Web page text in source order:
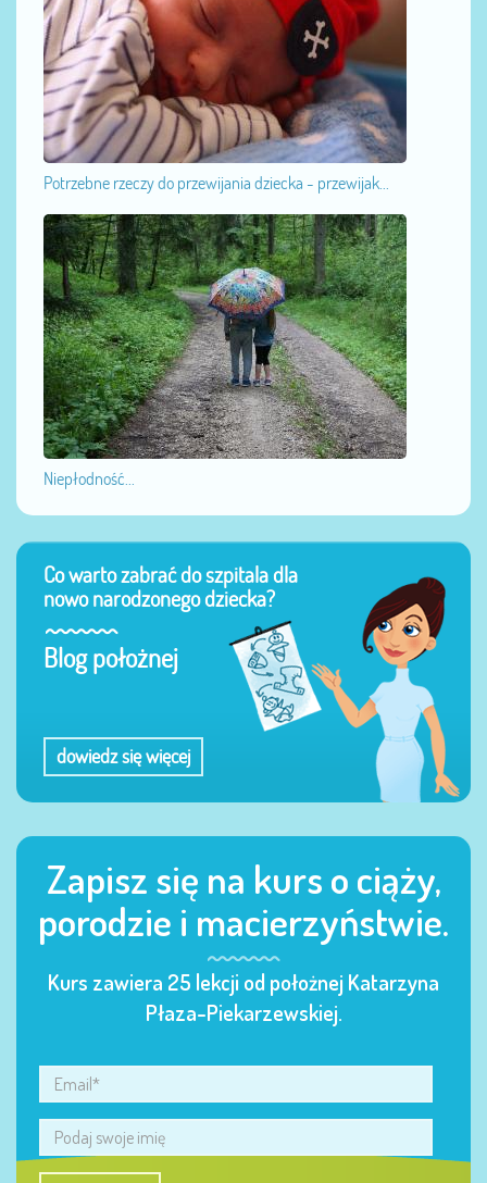
Potrzebne rzeczy do przewijania dziecka - przewijak...
Niepłodność...
Co warto zabrać do szpitala dla
nowo narodzonego dziecka?
Blog położnej
dowiedz się więcej
Zapisz się na kurs o ciąży,
porodzie i macierzyństwie.
Kurs zawiera 25 lekcji od położnej Katarzyna
Płaza-Piekarzewskiej.